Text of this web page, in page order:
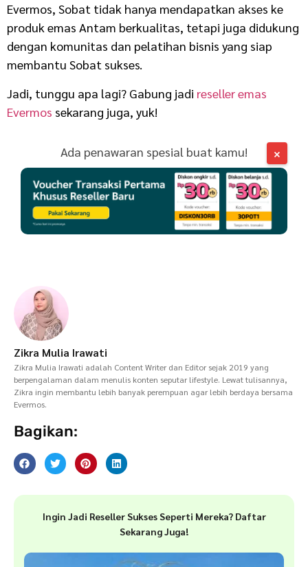
Evermos, Sobat tidak hanya mendapatkan akses ke
produk emas Antam berkualitas, tetapi juga didukung
dengan komunitas dan pelatihan bisnis yang siap
membantu Sobat sukses.
Jadi, tunggu apa lagi? Gabung jadi reseller emas
Evermos sekarang juga, yuk!
×
Ada penawaran spesial buat kamu!
Zikra Mulia Irawati
Zikra Mulia Irawati adalah Content Writer dan Editor sejak 2019 yang
berpengalaman dalam menulis konten seputar lifestyle. Lewat tulisannya,
Zikra ingin membantu lebih banyak perempuan agar lebih berdaya bersama
Evermos.
Bagikan:
Ingin Jadi Reseller Sukses Seperti Mereka? Daftar
Sekarang Juga!